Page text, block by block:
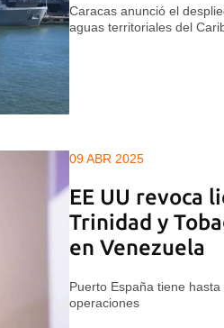
Caracas anunció el
aguas territoriales del
09 ABR 2025
EE UU revoca
Trinidad y
en Venezuela
Puerto España tiene
operaciones